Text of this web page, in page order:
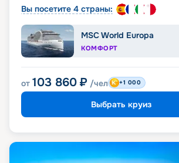
Вы посетите 4 страны:
MSC World Europa
КОМФОРТ
от 103 860 ₽ /чел +1 000
Выбрать круиз